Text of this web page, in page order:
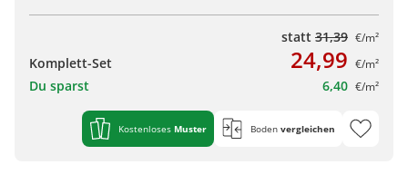
statt 31,39 €/m²
Komplett-Set 24,99 €/m²
Du sparst 6,40 €/m²
Kostenloses Muster Boden vergleichen